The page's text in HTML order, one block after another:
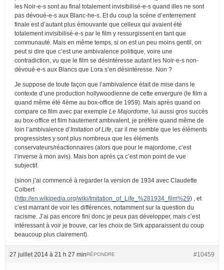
les Noir-e-s sont au final totalement invisibilisé-e-s quand illes ne sont
pas dévoué-e-s aux Blanc-he-s. Et du coup la scène d’enterrement
finale est d’autant plus émouvante que celleux qui avaient été
totalement invisibilisé-e-s par le film y ressurgissent en tant que
communauté. Mais en même temps, si on est un peu moins gentil, on
peut si dire que c’est une ambivalence politique, voire une
contradiction, vu que le film se désintéresse autant les Noir-e-s non-
dévoué-e-s aux Blancs que Lora s’en désintéresse. Non ?
Je suppose de toute façon que l’ambivalence était de mise dans le
contexte d’une production hollywoodienne de cette envergure (le film a
quand même été 4ème au box-office de 1959). Mais après quand on
compare ce film avec par exemple Le Majordome , lui aussi gros succès
au box-office et film hautement ambivalent, je préfère quand même de
loin l’ambivalence d’Imitation of Life , car il me semble que les éléments
progressistes y sont plus nombreux que les éléments
conservateurs/réactionnaires (alors que pour le majordome, c’est
l’inverse à mon avis). Mais bon après ça c’est mon point de vue
subjectif.
(sinon j’ai commencé à regarder la version de 1934 avec Claudette
Colbert
(http://en.wikipedia.org/wiki/Imitation_of_Life_%281934_film%29) , et
c’est marrant de voir les différences, notamment sur la question du
racisme. J’ai pas encore fini donc je peux pas développer, mais c’est
intéressant à voir je trouve, car les choix de Sirk apparaissent du coup
beaucoup plus clairement).
27 juillet 2014 à 21 h 27 min #10459
RÉPONDRE